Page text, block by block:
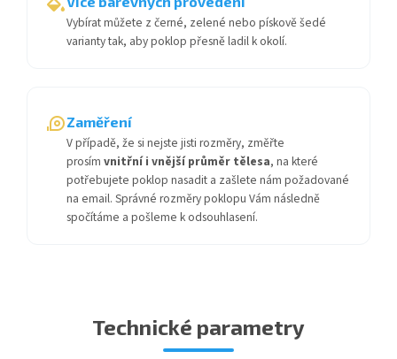
Vybírat můžete z černé, zelené nebo pískově šedé
varianty tak, aby poklop přesně ladil k okolí.
Zaměření
V případě, že si nejste jisti rozměry, změřte
prosím vnitřní i vnější průměr tělesa, na které
potřebujete poklop nasadit a zašlete nám požadované
na email. Správné rozměry poklopu Vám následně
spočítáme a pošleme k odsouhlasení.
Technické parametry